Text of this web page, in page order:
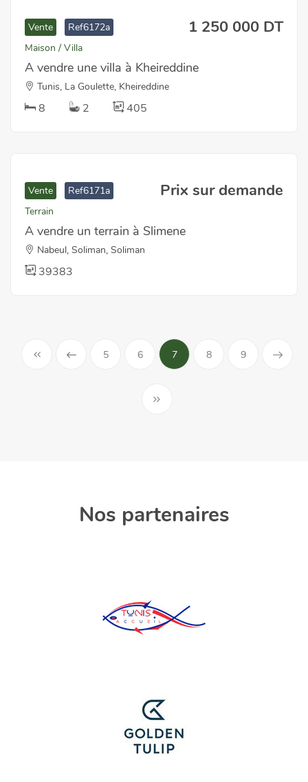
Vente Ref6172a 1 250 000 DT
Maison / Villa
A vendre une villa à Kheireddine
Tunis, La Goulette, Kheireddine
8 2 405
Vente Ref6171a Prix sur demande
Terrain
A vendre un terrain à Slimene
Nabeul, Soliman, Soliman
39383
5 6 7 8 9
Nos partenaires